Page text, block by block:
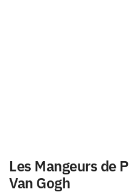
Les Mangeurs de
Van Gogh